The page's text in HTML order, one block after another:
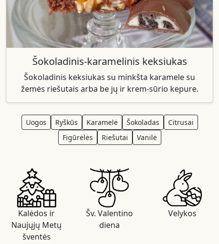
Šokoladinis-karamelinis keksiukas
Šokoladinis keksiukas su minkšta karamele su
žemės riešutais arba be jų ir krem-sūrio kepure.
Uogos Ryškūs Karamelė Šokoladas
Citrusai
Figūrėlės
Riešutai Vanilė
Kalėdos ir
Naujųjų Metų
šventės
Šv. Valentino
diena
Velykos